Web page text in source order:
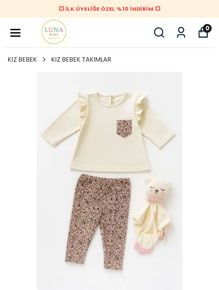
💥 İLK ÜYELİĞE ÖZEL %10 İNDİRİM 💥
0
KIZ BEBEK KIZ BEBEK TAKIMLAR